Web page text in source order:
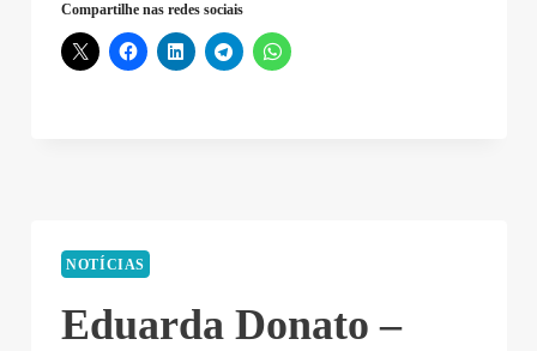
–
2018-
Compartilhe nas redes sociais
NOTÍCIAS
Eduarda Donato –